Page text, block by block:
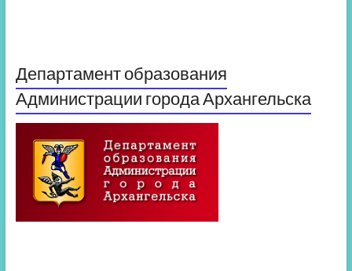
Департамент образования
Администрации города Архангельска